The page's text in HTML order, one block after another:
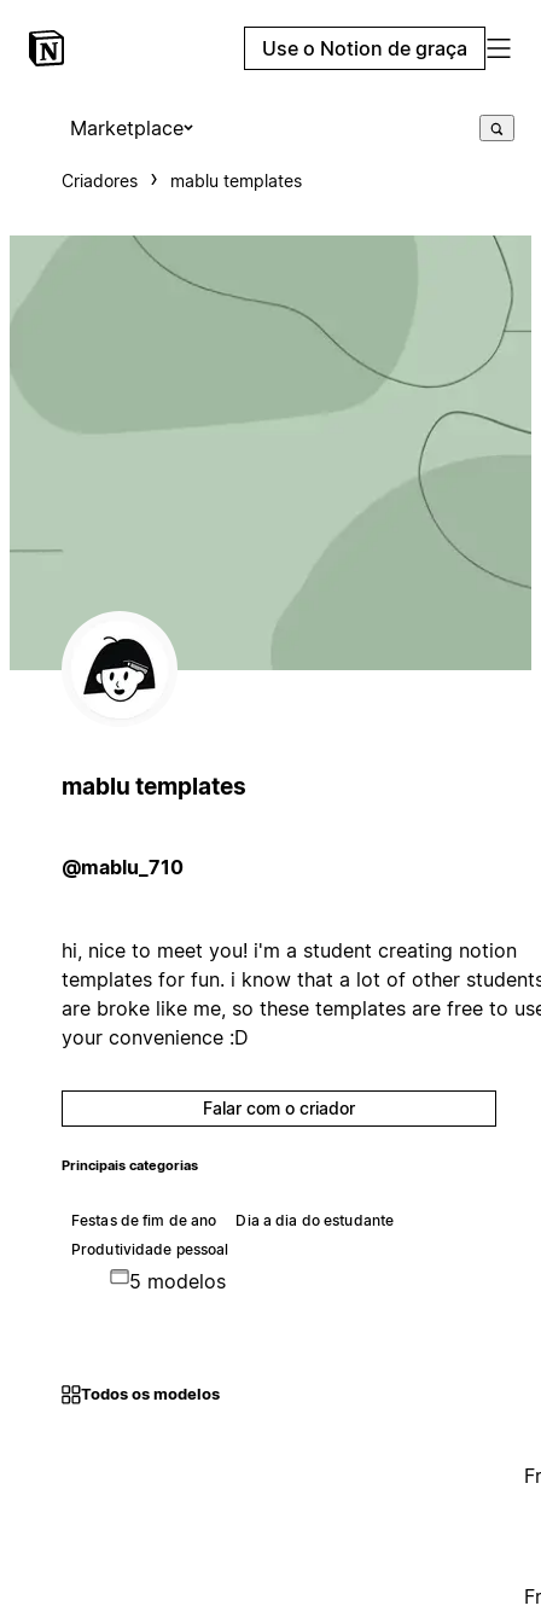
Use o Notion de graça
Marketplace
Criadores mablu templates
mablu templates
@mablu_710
hi, nice to meet you! i'm a student creating notion
templates for fun. i know that a lot of other
are broke like me, so these templates are free to
your convenience :D
Falar com o criador
Principais categorias
Festas de fim de ano
Dia a dia do estudante
Produtividade pessoal
5 modelos
Todos os modelos